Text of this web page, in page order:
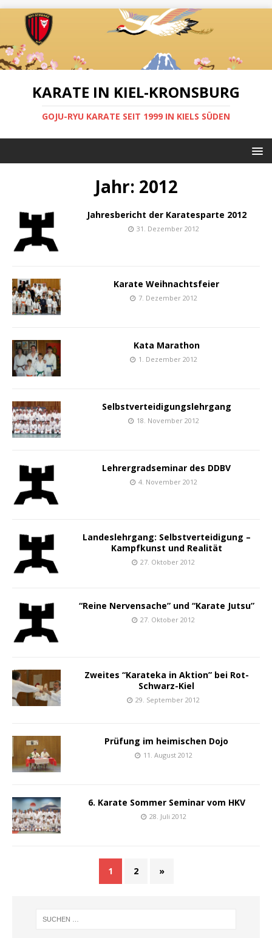
KARATE IN KIEL-KRONSBURG
GOJU-RYU KARATE SEIT 1999 IN KIELS SÜDEN
Jahr: 2012
Jahresbericht der Karatesparte 2012
31. Dezember 2012
Karate Weihnachtsfeier
7. Dezember 2012
Kata Marathon
1. Dezember 2012
Selbstverteidigungslehrgang
18. November 2012
Lehrergradseminar des DDBV
4. November 2012
Landeslehrgang: Selbstverteidigung –
Kampfkunst und Realität
27. Oktober 2012
“Reine Nervensache” und “Karate Jutsu”
27. Oktober 2012
Zweites “Karateka in Aktion” bei Rot-
Schwarz-Kiel
29. September 2012
Prüfung im heimischen Dojo
11. August 2012
6. Karate Sommer Seminar vom HKV
28. Juli 2012
1 2 »